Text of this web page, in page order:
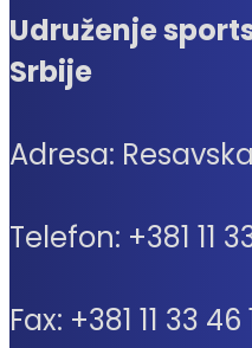
Udruženje
Srbije
Adresa:
Telefon: +381 11
Fax: +381 11 33 46